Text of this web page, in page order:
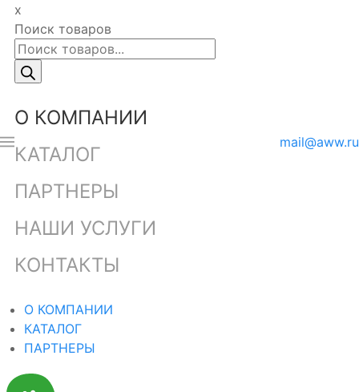
x
Поиск товаров
О КОМПАНИИ
КАТАЛОГ
ПАРТНЕРЫ
НАШИ УСЛУГИ
КОНТАКТЫ
mail@aww.ru
О КОМПАНИИ
КАТАЛОГ
ПАРТНЕРЫ